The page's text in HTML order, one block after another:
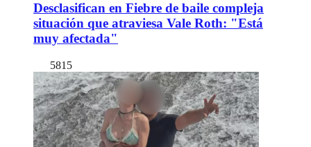
Desclasifican en Fiebre de baile compleja
situación que atraviesa Vale Roth: "Está
muy afectada"
5815